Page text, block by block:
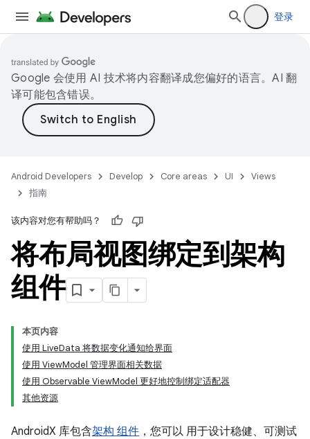
登录
Google 会使用 AI 技术将内容翻译成您偏好的语言。AI 翻
译可能包含错误。
Android Developers Develop Core areas UI
Views
指南
该内容对您有帮助吗？
将布局视图绑定到架构
组件
本页内容
使用 LiveData 将数据变化通知给界面
使用 ViewModel 管理界面相关数据
使用 Observable ViewModel 更好地控制绑定适配器
其他资源
AndroidX 库包含架构 组件 ，您可以 用于设计稳健、可测试